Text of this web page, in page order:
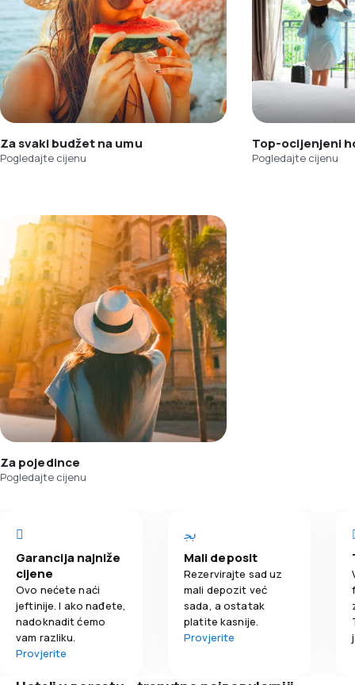
Za svaki budžet na umu
Pogledajte cijenu
Top-ocijenjeni
Pogledajte cijenu
Za pojedince
Pogledajte cijenu
Garancija najniže
cijene
Ovo nećete naći
jeftinije. I ako nađete,
nadoknadit ćemo
vam razliku.
Provjerite
Mali deposit
Rezervirajte sad uz
mali depozit već
sada, a ostatak
platite kasnije.
Provjerite